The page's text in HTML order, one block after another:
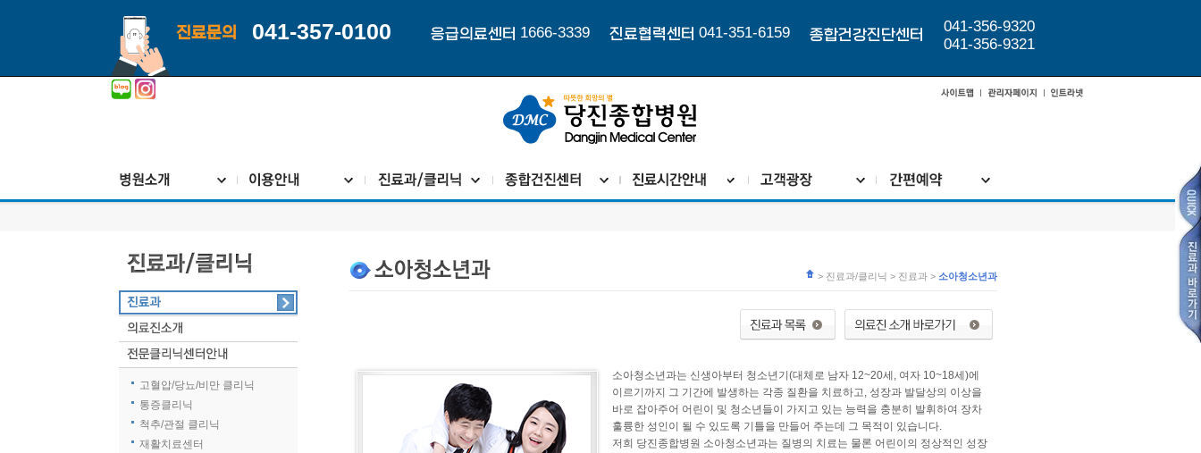
진료문의 041-357-0100 응급의료센터 1666-3339 진료협력센터 041-351-6159 종합건강진단센터
041-356-9320
041-356-9321
고혈압/당뇨/비만 클리닉
통증클리닉
척추/관절 클리닉
재활치료센터
> 진료과/클리닉 > 진료과 > 소아청소년과
소아청소년과는 신생아부터 청소년기(대체로 남자 12~20세, 여자 10~18세)에
이르기까지 그 기간에 발생하는 각종 질환을 치료하고, 성장과 발달상의 이상을
바로 잡아주어 어린이 및 청소년들이 가지고 있는 능력을 충분히 발휘하여 장차
훌륭한 성인이 될 수 있도록 기틀을 만들어 주는데 그 목적이 있습니다.
저희 당진종합병원 소아청소년과는 질병의 치료는 물론 어린이의 정상적인 성장